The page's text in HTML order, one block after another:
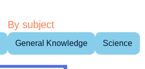
By subject
General Knowledge Science